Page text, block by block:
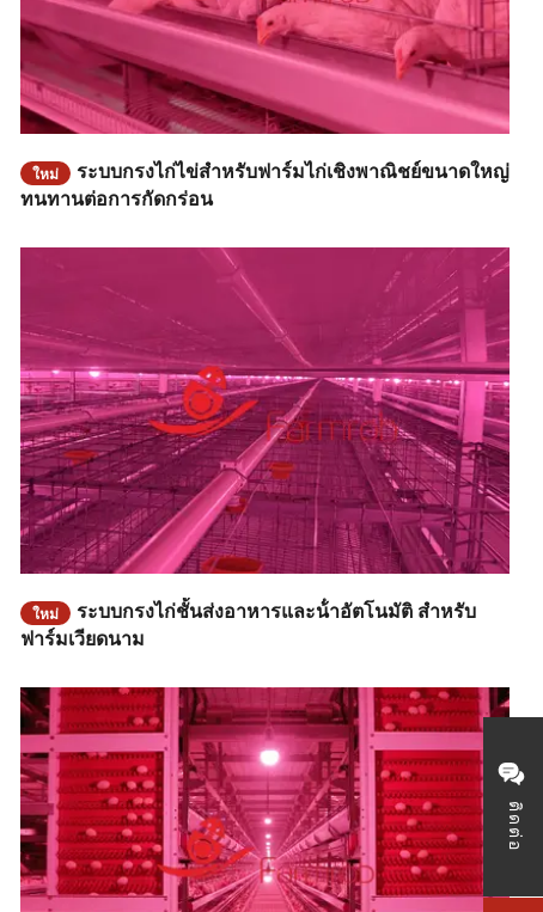
ติดต่อ
ใหม่
ระบบกรงไก่ไข่สำหรับฟาร์มไก่เชิงพาณิชย์ขนาดใหญ่
ทนทานต่อการกัดกร่อน
ใหม่
ระบบกรงไก่ชั้นส่งอาหารและน้ําอัตโนมัติ สําหรับ
ฟาร์มเวียดนาม